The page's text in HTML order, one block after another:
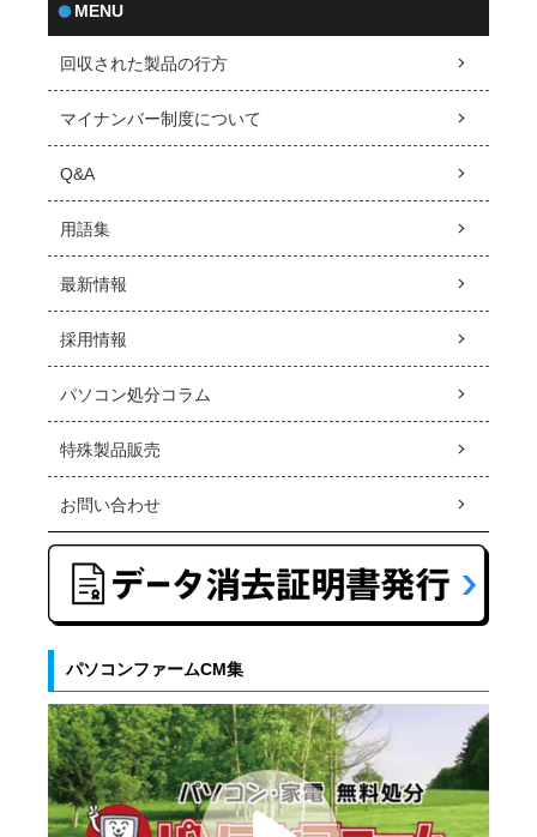
MENU
回収された製品の行方
マイナンバー制度について
Q&A
用語集
最新情報
採用情報
パソコン処分コラム
特殊製品販売
お問い合わせ
パソコンファームCM集